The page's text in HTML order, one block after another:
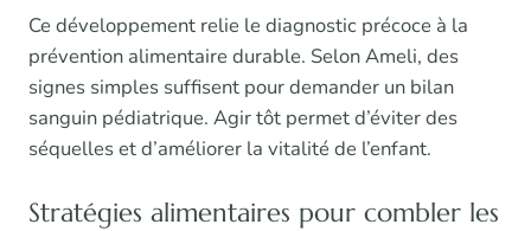
Ce développement relie le diagnostic précoce à la
prévention alimentaire durable. Selon Ameli, des
signes simples suffisent pour demander un bilan
sanguin pédiatrique. Agir tôt permet d’éviter des
séquelles et d’améliorer la vitalité de l’enfant.
Stratégies alimentaires pour combler les